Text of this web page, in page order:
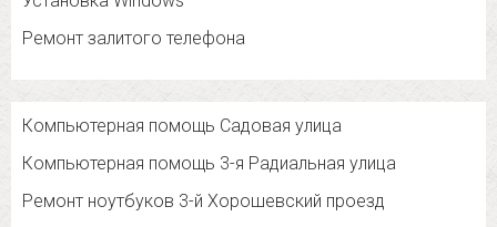
Ремонт залитого телефона
Компьютерная помощь Садовая улица
Компьютерная помощь 3-я Радиальная улица
Ремонт ноутбуков 3-й Хорошевский проезд